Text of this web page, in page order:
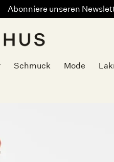
Abonniere unseren
Schmuck Mode